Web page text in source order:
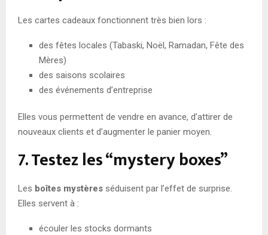
Les cartes cadeaux fonctionnent très bien lors :
des fêtes locales (Tabaski, Noël, Ramadan, Fête des
Mères)
des saisons scolaires
des événements d’entreprise
Elles vous permettent de vendre en avance, d’attirer de
nouveaux clients et d’augmenter le panier moyen.
7. Testez les “mystery boxes”
Les boîtes mystères séduisent par l’effet de surprise.
Elles servent à :
écouler les stocks dormants